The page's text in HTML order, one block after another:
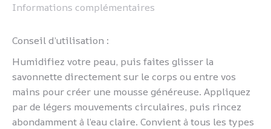
Informations complémentaires
Conseil d’utilisation :
Humidifiez votre peau, puis faites glisser la
savonnette directement sur le corps ou entre vos
mains pour créer une mousse généreuse. Appliquez
par de légers mouvements circulaires, puis rincez
abondamment à l’eau claire. Convient à tous les types